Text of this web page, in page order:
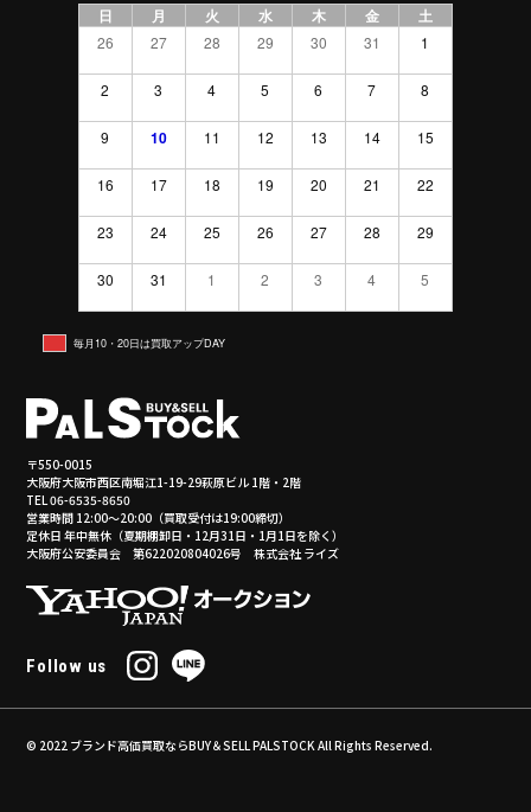
日 月 火 水 木 金 土
26 27 28 29 30 31 1
2 3 4 5 6 7 8
9 10 11 12 13 14 15
16 17 18 19 20 21 22
23 24 25 26 27 28 29
30 31 1 2 3 4 5
毎月10・20日は買取アップDAY
〒550-0015
大阪府大阪市西区南堀江1-19-29萩原ビル 1階・2階
TEL 06-6535-8650
営業時間 12:00～20:00（買取受付は19:00締切）
定休日 年中無休（夏期棚卸日・12月31日・1月1日を除く）
大阪府公安委員会 第622020804026号 株式会社 ライズ
Follow us
© 2022 ブランド高価買取ならBUY＆SELL PALSTOCK All Rights Reserved.